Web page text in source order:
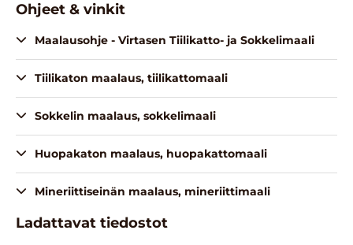
Ohjeet & vinkit
Maalausohje - Virtasen Tiilikatto- ja Sokkelimaali
Tiilikaton maalaus, tiilikattomaali
Sokkelin maalaus, sokkelimaali
Huopakaton maalaus, huopakattomaali
Mineriittiseinän maalaus, mineriittimaali
Ladattavat tiedostot